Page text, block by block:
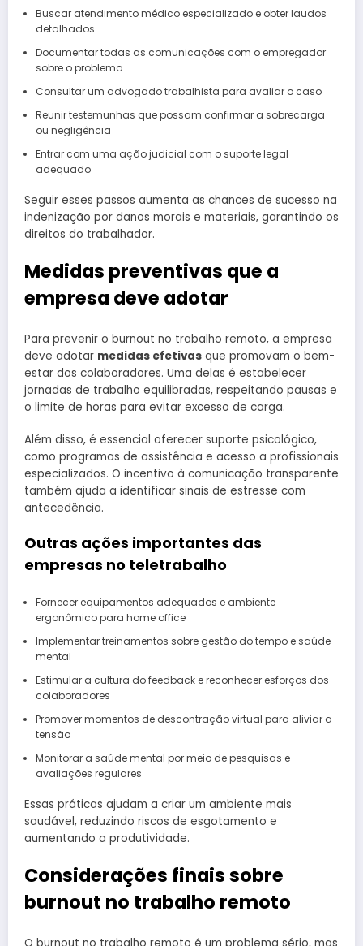
Buscar atendimento médico especializado e obter laudos
detalhados
Documentar todas as comunicações com o empregador
sobre o problema
Consultar um advogado trabalhista para avaliar o caso
Reunir testemunhas que possam confirmar a sobrecarga
ou negligência
Entrar com uma ação judicial com o suporte legal
adequado
Seguir esses passos aumenta as chances de sucesso na
indenização por danos morais e materiais, garantindo os
direitos do trabalhador.
Medidas preventivas que a
empresa deve adotar
Para prevenir o burnout no trabalho remoto, a empresa
deve adotar medidas efetivas que promovam o bem-
estar dos colaboradores. Uma delas é estabelecer
jornadas de trabalho equilibradas, respeitando pausas e
o limite de horas para evitar excesso de carga.
Além disso, é essencial oferecer suporte psicológico,
como programas de assistência e acesso a profissionais
especializados. O incentivo à comunicação transparente
também ajuda a identificar sinais de estresse com
antecedência.
Outras ações importantes das
empresas no teletrabalho
Fornecer equipamentos adequados e ambiente
ergonômico para home office
Implementar treinamentos sobre gestão do tempo e saúde
mental
Estimular a cultura do feedback e reconhecer esforços dos
colaboradores
Promover momentos de descontração virtual para aliviar a
tensão
Monitorar a saúde mental por meio de pesquisas e
avaliações regulares
Essas práticas ajudam a criar um ambiente mais
saudável, reduzindo riscos de esgotamento e
aumentando a produtividade.
Considerações finais sobre
burnout no trabalho remoto
O burnout no trabalho remoto é um problema sério, mas